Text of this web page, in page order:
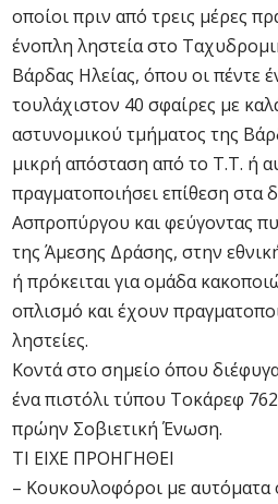
οποίοι πριν από τρεις μέρες
ένοπλη ληστεία στο
Βάρδας Ηλείας, όπου οι πέντε
τουλάχιστον 40 σφαίρες με
αστυνομικού τμήματος της
μικρή απόσταση από το Τ.Τ. ή
πραγματοποιήσει επίθεση στα
Ασπροπύργου και φεύγοντας
της Άμεσης Δράσης, στην
ή πρόκειται για ομάδα
οπλισμό και έχουν
ληστείες.
Κοντά στο σημείο όπου
ένα πιστόλι τύπου Τοκάρεφ
πρώην Σοβιετική Ένωση.
ΤΙ ΕΙΧΕ ΠΡΟΗΓΗΘΕΙ
– Κουκουλοφόροι με αυτόματα